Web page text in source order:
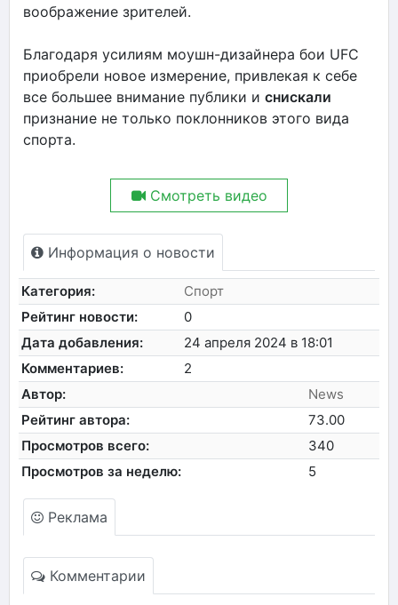
воображение зрителей.
Благодаря усилиям моушн-дизайнера бои UFC
приобрели новое измерение, привлекая к себе
все большее внимание публики и снискали
признание не только поклонников этого вида
спорта.
Смотреть видео
Информация о новости
Категория:
Спорт
Рейтинг новости:
0
Дата добавления:
24 апреля 2024 в 18:01
Комментариев:
2
Автор:
News
Рейтинг автора:
73.00
Просмотров всего:
340
Просмотров за неделю:
5
Реклама
Комментарии